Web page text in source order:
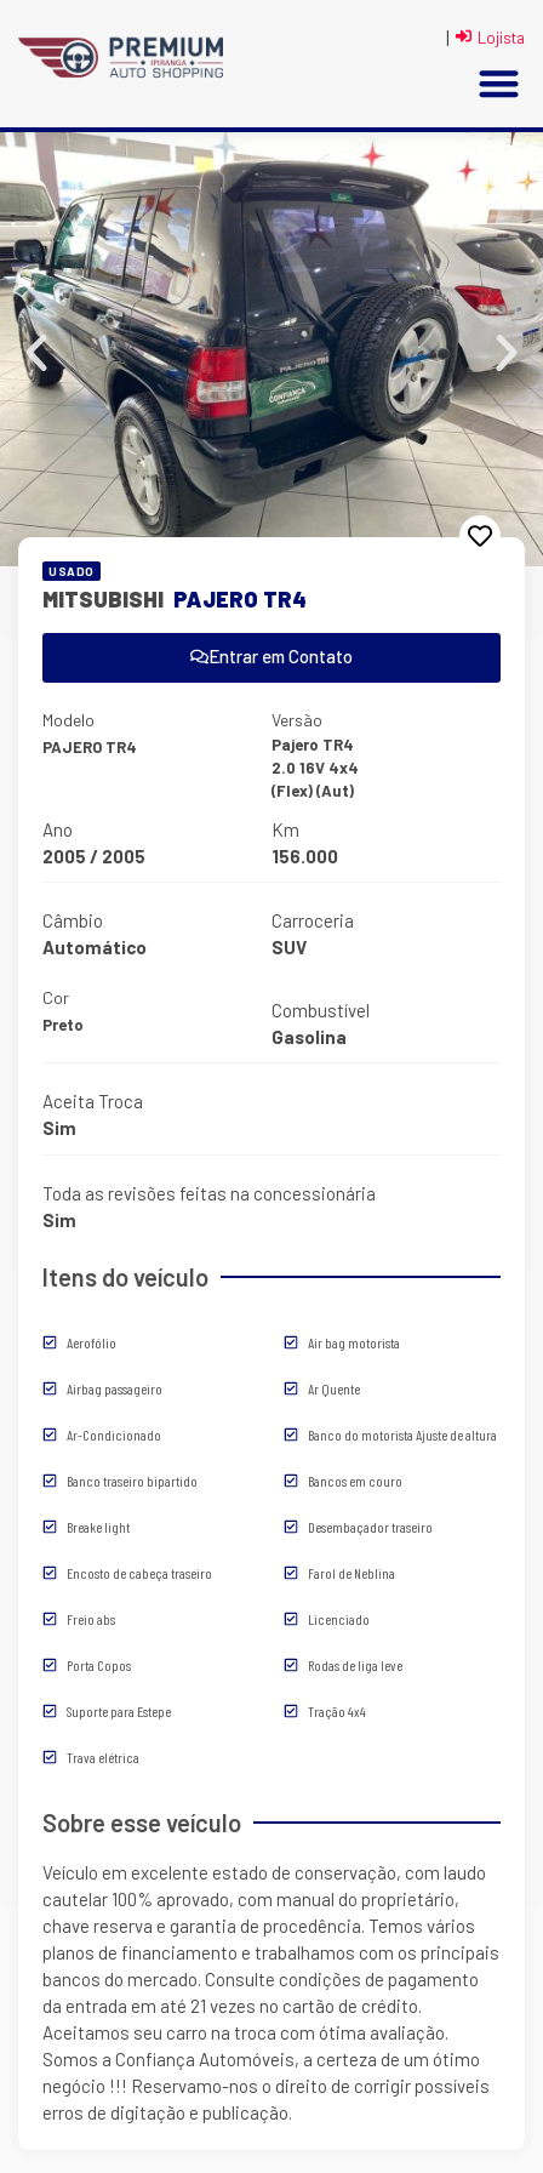
| Lojista
USADO
MITSUBISHI PAJERO TR4
Entrar em Contato
Modelo
PAJERO TR4
Versão
Pajero TR4
2.0 16V 4x4
(Flex) (Aut)
Ano
2005 / 2005
Km
156.000
Câmbio
Automático
Carroceria
SUV
Cor
Preto
Combustível
Gasolina
Aceita Troca
Sim
Toda as revisões feitas na concessionária
Sim
Itens do veículo
Aerofólio Air bag motorista
Airbag passageiro Ar Quente
Ar-Condicionado Banco do motorista Ajuste de altura
Banco traseiro bipartido Bancos em couro
Breake light Desembaçador traseiro
Encosto de cabeça traseiro Farol de Neblina
Freio abs Licenciado
Porta Copos Rodas de liga leve
Suporte para Estepe Tração 4x4
Trava elétrica
Sobre esse veículo
Veículo em excelente estado de conservação, com laudo
cautelar 100% aprovado, com manual do proprietário,
chave reserva e garantia de procedência. Temos vários
planos de financiamento e trabalhamos com os principais
bancos do mercado. Consulte condições de pagamento
da entrada em até 21 vezes no cartão de crédito.
Aceitamos seu carro na troca com ótima avaliação.
Somos a Confiança Automóveis, a certeza de um ótimo
negócio !!! Reservamo-nos o direito de corrigir possíveis
erros de digitação e publicação.